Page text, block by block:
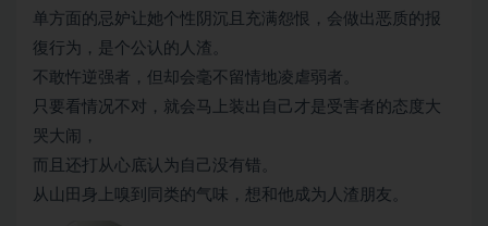
单方面的忌妒让她个性阴沉且充满怨恨，会做出恶质的报
復行为，是个公认的人渣。
不敢忤逆强者，但却会毫不留情地凌虐弱者。
只要看情况不对，就会马上装出自己才是受害者的态度大
哭大闹，
而且还打从心底认为自己没有错。
从山田身上嗅到同类的气味，想和他成为人渣朋友。